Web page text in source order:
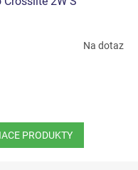
Na dotaz
PRODUKTY